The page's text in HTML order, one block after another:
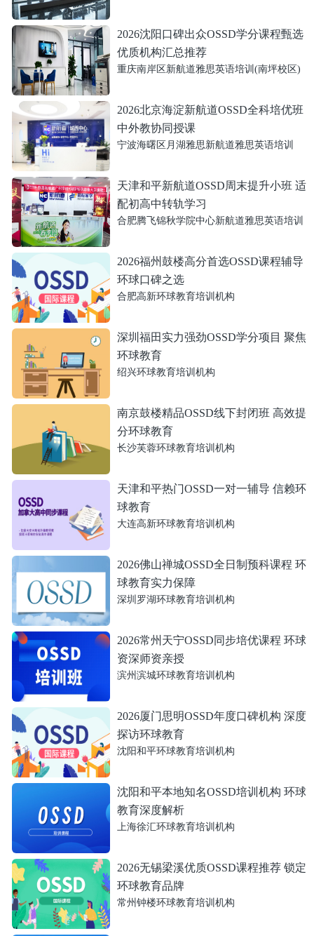
2026沈阳口碑出众OSSD学分课程甄选
优质机构汇总推荐
重庆南岸区新航道雅思英语培训(南坪校区)
2026北京海淀新航道OSSD全科培优班
中外教协同授课
宁波海曙区月湖雅思新航道雅思英语培训
天津和平新航道OSSD周末提升小班 适
配初高中转轨学习
合肥腾飞锦秋学院中心新航道雅思英语培训
2026福州鼓楼高分首选OSSD课程辅导
环球口碑之选
合肥高新环球教育培训机构
深圳福田实力强劲OSSD学分项目 聚焦
环球教育
绍兴环球教育培训机构
南京鼓楼精品OSSD线下封闭班 高效提
分环球教育
长沙芙蓉环球教育培训机构
天津和平热门OSSD一对一辅导 信赖环
球教育
大连高新环球教育培训机构
2026佛山禅城OSSD全日制预科课程 环
球教育实力保障
深圳罗湖环球教育培训机构
2026常州天宁OSSD同步培优课程 环球
资深师资亲授
滨州滨城环球教育培训机构
2026厦门思明OSSD年度口碑机构 深度
探访环球教育
沈阳和平环球教育培训机构
沈阳和平本地知名OSSD培训机构 环球
教育深度解析
上海徐汇环球教育培训机构
2026无锡梁溪优质OSSD课程推荐 锁定
环球教育品牌
常州钟楼环球教育培训机构